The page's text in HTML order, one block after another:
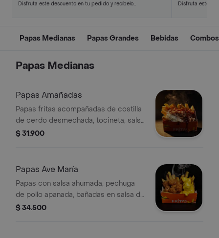
Disfruta este descuento en tu pedido y recíbelo
Disfruta este
Papas Medianas Papas Grandes Bebidas
Papas Medianas
Papas Amañadas
Papas fritas acompañadas de costilla
de cerdo desmechada, tocineta, salsa
bbq, maple y queso rallado.
$ 31.900
Papas Ave María
Papas con salsa ahumada, pechuga
de pollo apanada, bañadas en salsa de
queso cheddar.
$ 34.500